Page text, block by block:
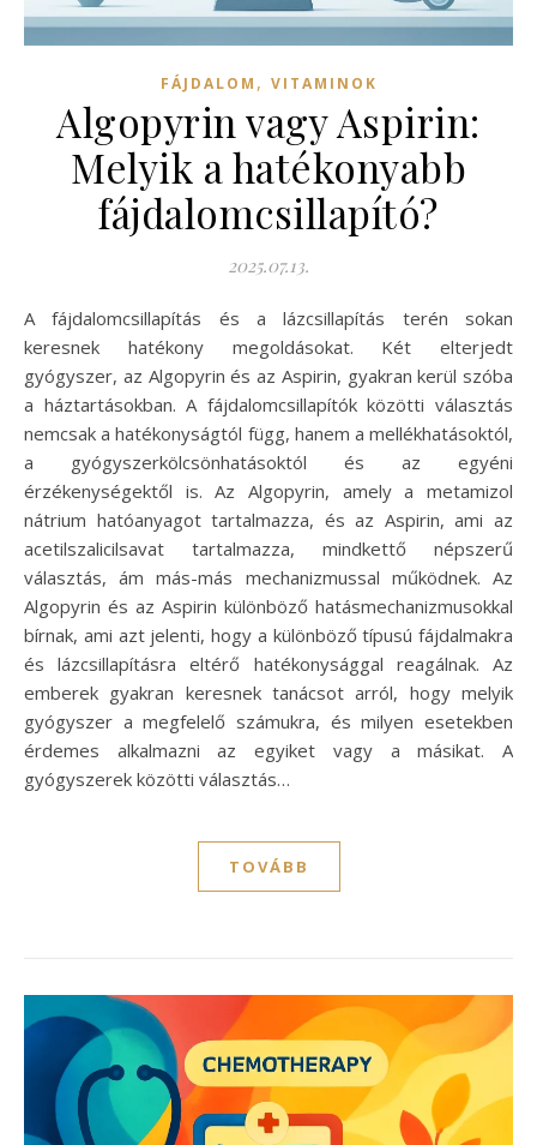
FÁJDALOM , VITAMINOK
Algopyrin vagy Aspirin:
Melyik a hatékonyabb
fájdalomcsillapító?
2025.07.13.
A fájdalomcsillapítás és a lázcsillapítás terén sokan
keresnek hatékony megoldásokat. Két elterjedt
gyógyszer, az Algopyrin és az Aspirin, gyakran kerül szóba
a háztartásokban. A fájdalomcsillapítók közötti választás
nemcsak a hatékonyságtól függ, hanem a mellékhatásoktól,
a gyógyszerkölcsönhatásoktól és az egyéni
érzékenységektől is. Az Algopyrin, amely a metamizol
nátrium hatóanyagot tartalmazza, és az Aspirin, ami az
acetilszalicilsavat tartalmazza, mindkettő népszerű
választás, ám más-más mechanizmussal működnek. Az
Algopyrin és az Aspirin különböző hatásmechanizmusokkal
bírnak, ami azt jelenti, hogy a különböző típusú fájdalmakra
és lázcsillapításra eltérő hatékonysággal reagálnak. Az
emberek gyakran keresnek tanácsot arról, hogy melyik
gyógyszer a megfelelő számukra, és milyen esetekben
érdemes alkalmazni az egyiket vagy a másikat. A
gyógyszerek közötti választás…
TOVÁBB